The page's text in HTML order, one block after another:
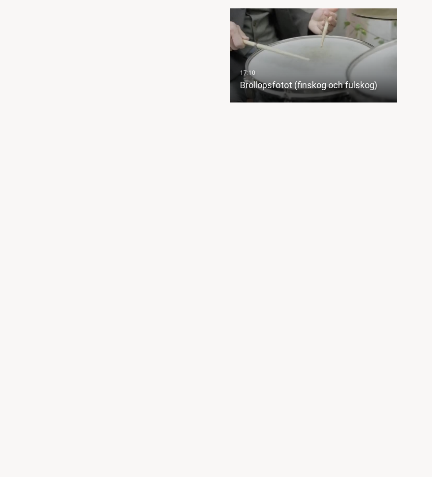
Bröllopsfotot (finskog och fulskog)